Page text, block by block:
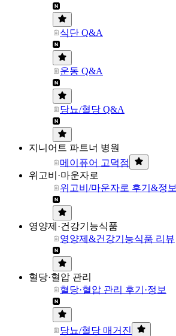
식단 Q&A
운동 Q&A
당뇨/혈당 Q&A
지니어트 파트너 병원
메이퓨어 고덕점
위고비·마운자로
위고비/마운자로 후기&정보
영양제·건강기능식품
영양제&건강기능식품 리뷰
혈당·혈압 관리
혈당·혈압 관리 후기·정보
당뇨/혈당 매거진